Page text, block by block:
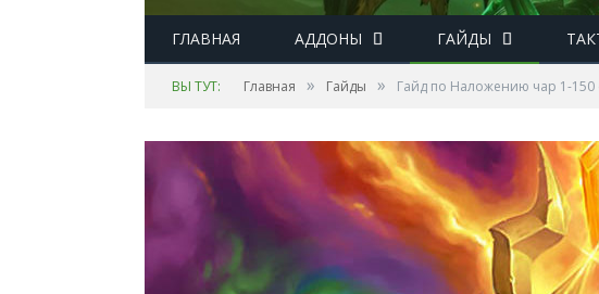
ГЛАВНАЯ АДДОНЫ ГАЙДЫ
ВЫ ТУТ: Главная » Гайды » Гайд по Наложению чар 1-150